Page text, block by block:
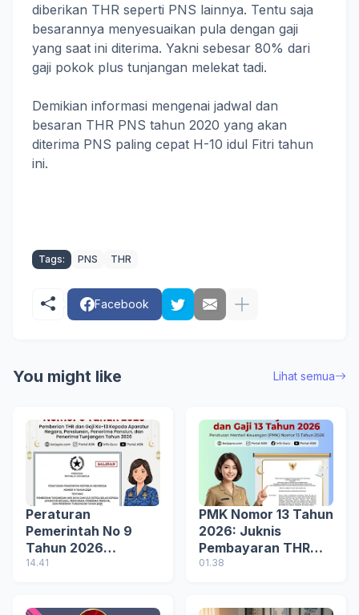
diberikan THR seperti PNS lainnya. Tentu saja
besarannya menyesuaikan pula dengan gaji
yang saat ini diterima. Yakni sebesar 80% dari
gaji pokok plus tunjangan melekat tadi.
Demikian informasi mengenai jadwal dan
besaran THR PNS tahun 2020 yang akan
diterima PNS paling cepat H-10 idul Fitri tahun
ini.
Tags: PNS THR
Facebook
You might like Lihat semua
Peraturan
Pemerintah No 9
Tahun 2026
Tentang Pemberian
14.41
PMK Nomor 13 Tahun
2026: Juknis
Pembayaran THR
dan Gaji 13 Tahun
01.38